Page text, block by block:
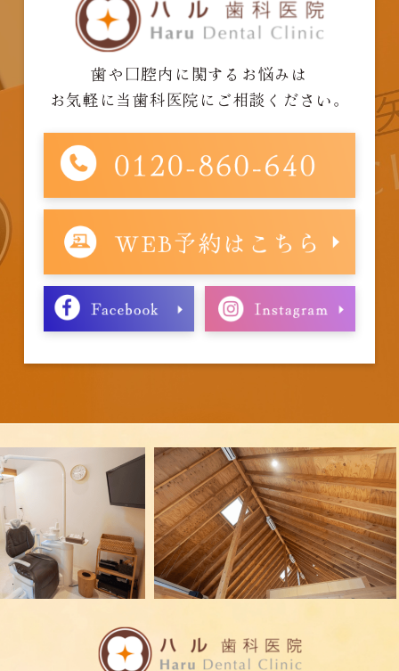
歯や口腔内に関するお悩みは
お気軽に当歯科医院にご相談ください。